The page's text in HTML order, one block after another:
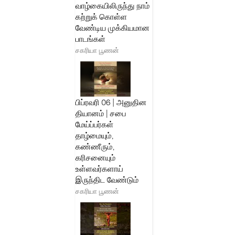
வாழ்கையிலிருந்து நாம்
கற்றுக் கொள்ள
வேண்டிய முக்கியமான
பாடங்கள்
சகரியா பூணன்
பிப்ரவரி 06 | அனுதின
தியானம் | சபை
மேய்ப்பர்கள்
தாழ்மையும்,
கண்ணீரும்,
கரிசனையும்
உள்ளவர்களாய்
இருந்திட வேண்டும்
சகரியா பூணன்